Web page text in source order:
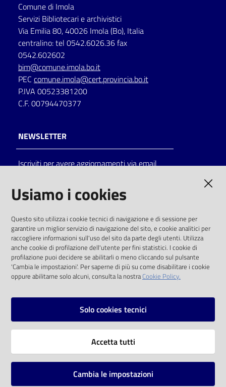
Seguici
su
on line
Eventi
Chiedi al
bibliotecario
Avvisi
Comune di Imola
Servizi Bibliotecari e archivistici
Via Emilia 80, 40026 Imola (Bo), Italia
centralino: tel 0542.6026.36 fax
0542.602602
bim@comune.imola.bo.it
PEC comune.imola@cert.provincia.bo.it
P.IVA 00523381200
C.F. 00794470377
NEWSLETTER
Iscriviti per avere aggiornamenti via email
solo alle condizioni previste dalla direttiva
comunitaria 2003/98/CE e dal d.lgs. 36/2006
SOCIAL
Instagram
Vai alla pagina
Usiamo i cookies
Questo sito utilizza i cookie tecnici di navigazione e di sessione per
garantire un miglior servizio di navigazione del sito, e cookie analitici per
raccogliere informazioni sull'uso del sito da parte degli utenti. Utilizza
anche cookie di profilazione dell'utente per fini statistici. I cookie di
profilazione puoi decidere se abilitarli o meno cliccando sul pulsante
'Cambia le impostazioni'. Per saperne di più su come disabilitare i cookie
oppure abilitarne solo alcuni, consulta la nostraCookie Policy.
Solo cookies tecnici
Accetta tutti
Cambia le impostazioni